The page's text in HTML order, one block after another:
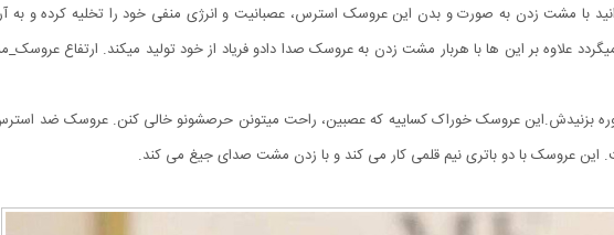
و شما میتوانید با مشت زدن به صورت و بدن این عروسک استرس، عصبانیت و انرژی منفی خود را تخلیه کرده
این عروسک با دو باتری نیم قلمی کار می کند و با زدن مشت صدای جیغ می کند.